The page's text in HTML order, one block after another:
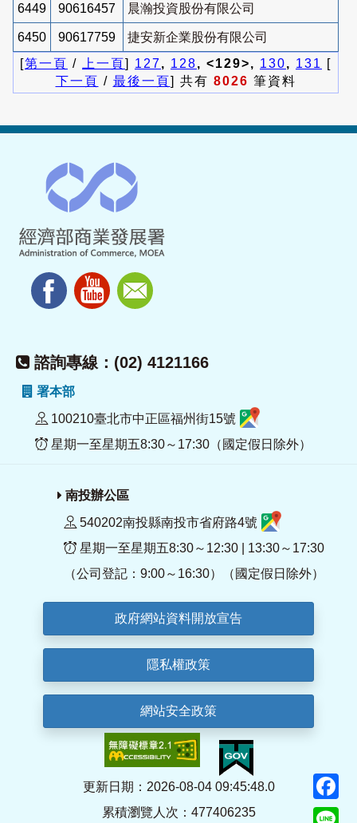
6449 90616457 晨瀚投資股份有限公司
6450 90617759
捷安新企業股份有限公司
[第一頁 / 上一頁] 127, 128, <129>, 130, 131
[
下一頁 / 最後一頁] 共有 8026 筆資料
諮詢專線：(02) 4121166
署本部
100210臺北市中正區福州街15號
星期一至星期五8:30～17:30（國定假日除外）
南投辦公區
540202南投縣南投市省府路4號
星期一至星期五8:30～12:30 | 13:30～17:30
（公司登記：9:00～16:30）（國定假日除外）
政府網站資料開放宣告
隱私權政策
網站安全政策
更新日期：2026-08-04 09:45:48.0
累積瀏覽人次：477406235